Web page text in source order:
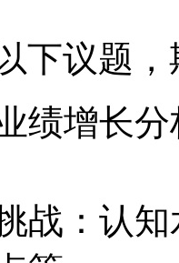
下议题
绩增长
战：认